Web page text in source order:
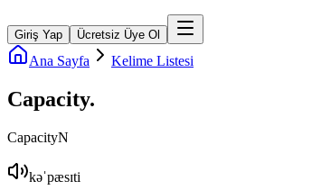
Giriş Yap Ücretsiz Üye Ol
Ana Sayfa Kelime Listesi
Capacity.
CapacityN
kəˈpæsɪti